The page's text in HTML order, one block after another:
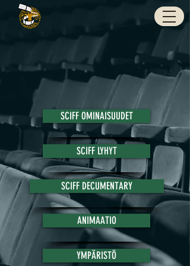
SCIFF OMINAISUUDET
SCIFF LYHYT
SCIFF DECUMENTARY
ANIMAATIO
YMPÄRISTÖ